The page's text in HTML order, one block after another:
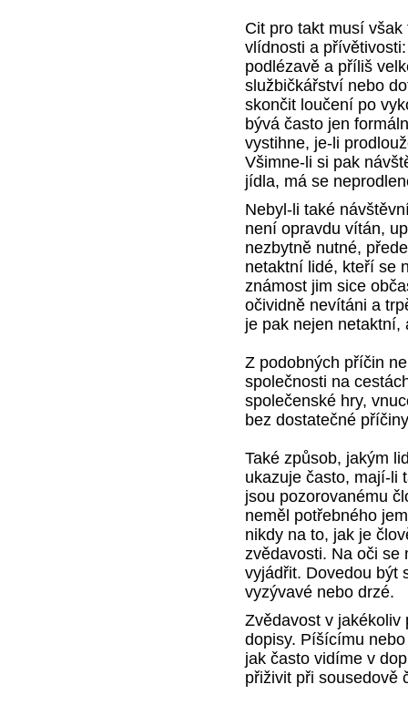
Cit pro takt musí
vlídnosti a
podlézavě a příliš
službičkářství nebo
skončit loučení po
bývá často jen
vystihne, je-li
Všimne-li si pak
jídla, má se
Nebyl-li také
není opravdu vítán,
nezbytně nutné,
netaktní lidé, kteří se
známost jim sice
očividně nevítáni a
je pak nejen netaktní,
Z podobných příčin
společnosti na
společenské hry,
bez dostatečné
Také způsob, jakým
ukazuje často, mají-li
jsou pozorovanému
neměl potřebného
nikdy na to, jak je
zvědavosti. Na oči se
vyjádřit. Dovedou být
vyzývavé nebo drzé.
Zvědavost v
dopisy. Píšícímu
jak často vidíme v
přiživit při sousedově